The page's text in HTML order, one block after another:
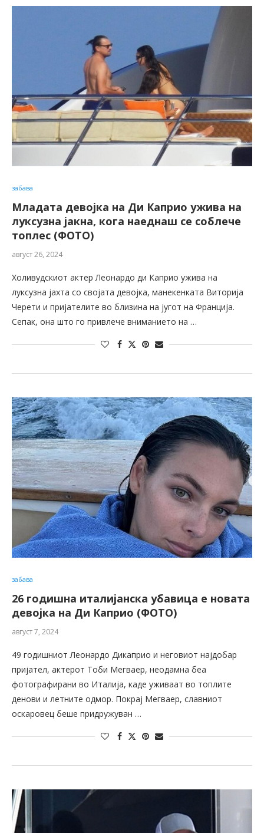
забава
Младата девојка на Ди Каприо ужива на
луксузна јакна, кога наеднаш се соблече
топлес (ФОТО)
август 26, 2024
Холивудскиот актер Леонардо ди Каприо ужива на
луксузна јахта со својата девојка, манекенката Виторија
Черети и пријателите во близина на југот на Франција.
Сепак, она што го привлече вниманието на …
забава
26 годишна италијанска убавица е новата
девојка на Ди Каприо (ФОТО)
август 7, 2024
49 годишниот Леонардо Дикаприо и неговиот најдобар
пријател, актерот Тоби Мегваер, неодамна беа
фотографирани во Италија, каде уживаат во топлите
денови и летните одмор. Покрај Мегваер, славниот
оскаровец беше придружуван …